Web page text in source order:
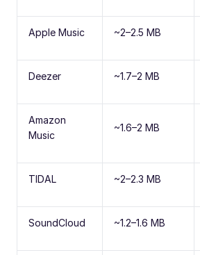
Apple Music ~2–2.5 MB
Deezer ~1.7–2 MB
Amazon
Music
~1.6–2 MB
TIDAL ~2–2.3 MB
SoundCloud ~1.2–1.6 MB